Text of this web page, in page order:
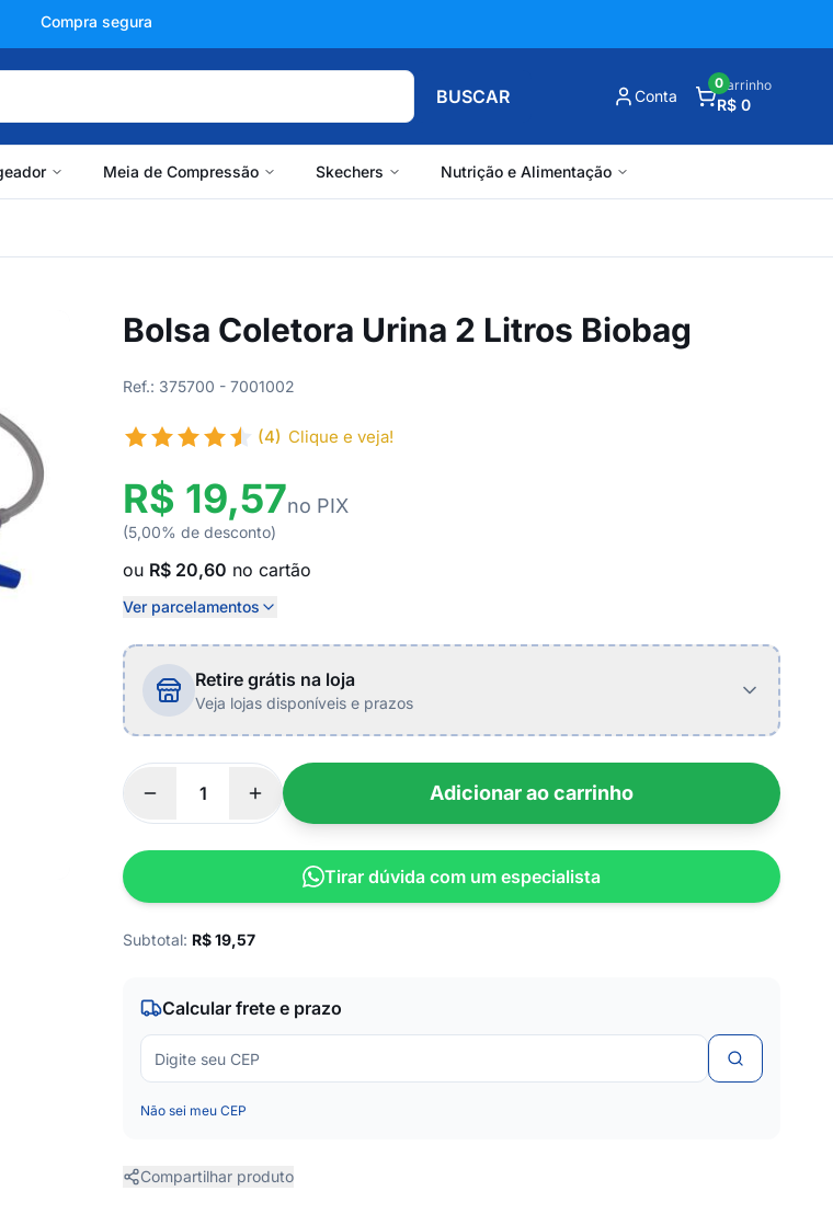
+150 mil avaliações
BUSCAR Conta
Carrinho
R$ 0
0
Meia de Compressão Skechers Nutrição e Alimentação
Bolsa Coletora Urina 2 Litros Biobag
Ref.: 375700 - 7001002
(4) Clique e veja!
R$ 19,57no PIX
(5,00% de desconto)
ou R$ 20,60 no cartão
Ver parcelamentos
Retire grátis na loja
Veja lojas disponíveis e prazos
Adicionar ao carrinho
Tirar dúvida com um especialista
Subtotal: R$19,57
Calcular frete e prazo
Não sei meu CEP
Compartilhar produto